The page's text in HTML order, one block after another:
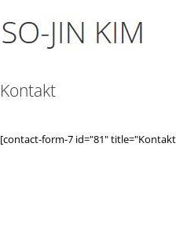
Kontakt
[contact-form-7 id="81"